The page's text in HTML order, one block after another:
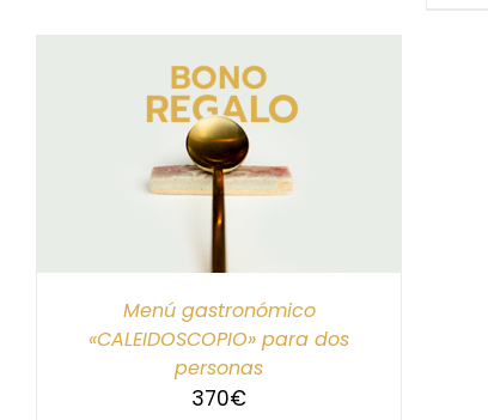
Menú gastronómico
«CALEIDOSCOPIO» para dos
personas
370€